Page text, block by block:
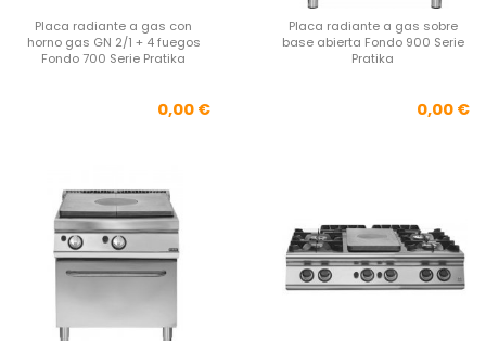
Placa radiante a gas con
horno gas GN 2/1 + 4 fuegos
Fondo 700 Serie Pratika
Precio
0,00 €
Placa radiante a gas sobre
base abierta Fondo 900 Serie
Pratika
0,00 €